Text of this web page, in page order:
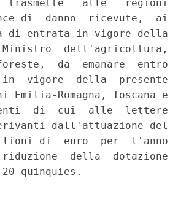
trasmette   alle   regioni
di  danno  ricevute,  ai
di entrata in vigore della
Ministro  dell'agricoltura,
da  emanare  entro
vigore  della  presente
Romagna, Toscana e
di  cui  alle  lettere
dall'attuazione del
di  euro  per  l'anno
riduzione  della  dotazione